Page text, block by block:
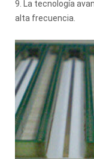
9. La tecnología
alta frecuencia.